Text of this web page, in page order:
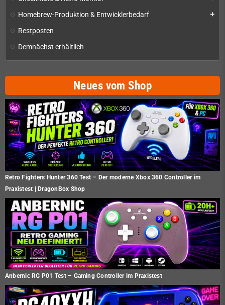
Homebrew-Produktion & Entwicklerbedarf add
Restposten
Demnächst erhältlich
Neues vom Shop
Retro Fighters Hunter 360 Test – Der moderne Xbox 360 Controller im
Praxistest | DragonBox Shop
Anbernic RG P01 Test – Gaming Controller im Praxistest